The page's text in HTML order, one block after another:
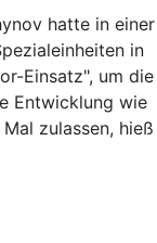
hatte in einer
in
Einsatz", um die
Entwicklung wie
zulassen, hieß